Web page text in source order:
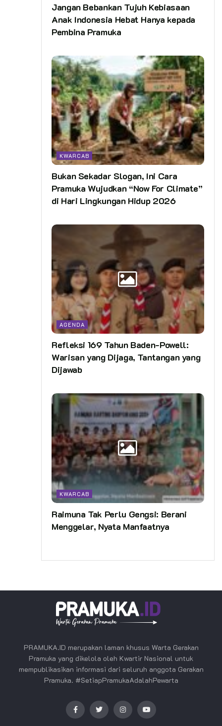
Jangan Bebankan Tujuh Kebiasaan
Anak Indonesia Hebat Hanya kepada
Pembina Pramuka
KWARCAB
Bukan Sekadar Slogan, Ini Cara
Pramuka Wujudkan “Now For Climate”
di Hari Lingkungan Hidup 2026
AGENDA
Refleksi 169 Tahun Baden-Powell:
Warisan yang Dijaga, Tantangan yang
Dijawab
KWARCAB
Raimuna Tak Perlu Gengsi: Berani
Menggelar, Nyata Manfaatnya
PRAMUKA.ID merupakan laman khusus Warta Gerakan
Pramuka yang dikelola oleh Kwartir Nasional untuk
mempublikasikan informasi dari seluruh anggota Gerakan
Pramuka. #SetiapPramukaAdalahPewarta